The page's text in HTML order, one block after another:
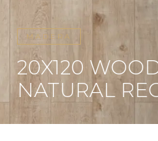
MADERA
20X120
NATURAL